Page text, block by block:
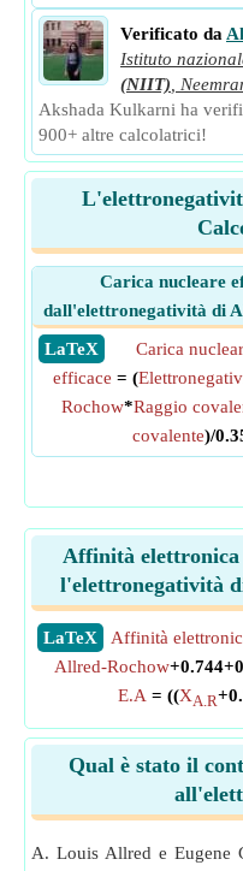
Verificato da
Istituto
(NIIT)
Akshada Kulkarni ha
900+ altre calcolatrici!
Carica nucleare
dall'elettronegatività di
​ LaTeX
Carica
efficace = (
Rochow*Raggio
covalente)/
Affinità elettronica
l'elettronegatività
​LaTeX Affinità
Allred-Rochow
E.A = ((XA.R
Qual è stato il
A. Louis Allred e Eugene